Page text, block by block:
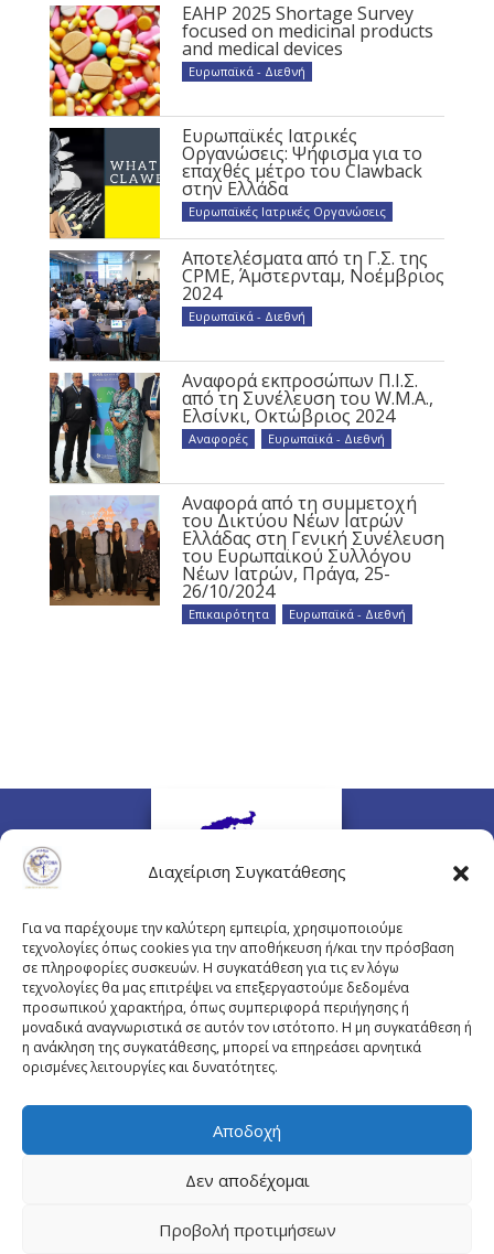
Διαχείριση Συγκατάθεσης
Για να παρέχουμε την καλύτερη εμπειρία, χρησιμοποιούμε
τεχνολογίες όπως cookies για την αποθήκευση ή/και την πρόσβαση
σε πληροφορίες συσκευών. Η συγκατάθεση για τις εν λόγω
τεχνολογίες θα μας επιτρέψει να επεξεργαστούμε δεδομένα
προσωπικού χαρακτήρα, όπως συμπεριφορά περιήγησης ή
μοναδικά αναγνωριστικά σε αυτόν τον ιστότοπο. Η μη συγκατάθεση ή
η ανάκληση της συγκατάθεσης, μπορεί να επηρεάσει αρνητικά
ορισμένες λειτουργίες και δυνατότητες.
Αποδοχή
Δεν αποδέχομαι
Προβολή προτιμήσεων
EAHP 2025 Shortage Survey
focused on medicinal products
and medical devices
Ευρωπαϊκά - Διεθνή
Ευρωπαϊκές Ιατρικές
Οργανώσεις: Ψήφισμα για το
επαχθές μέτρο του Clawback
στην Ελλάδα
Ευρωπαϊκές Ιατρικές Οργανώσεις
Αποτελέσματα από τη Γ.Σ. της
CPME, Άμστερνταμ, Νοέμβριος
2024
Ευρωπαϊκά - Διεθνή
Αναφορά εκπροσώπων Π.Ι.Σ.
από τη Συνέλευση του W.M.A.,
Ελσίνκι, Οκτώβριος 2024
Αναφορές Ευρωπαϊκά - Διεθνή
Αναφορά από τη συμμετοχή
του Δικτύου Νέων Ιατρών
Ελλάδας στη Γενική Συνέλευση
του Ευρωπαϊκού Συλλόγου
Νέων Ιατρών, Πράγα, 25-
26/10/2024
Επικαιρότητα Ευρωπαϊκά - Διεθνή
Πλουτάρχου 3, 10675 Αθήνα
Email επικοινωνίας:pisinfo@pis.gr
© Copyright pis.gr 2019 - Designed & Hosted by